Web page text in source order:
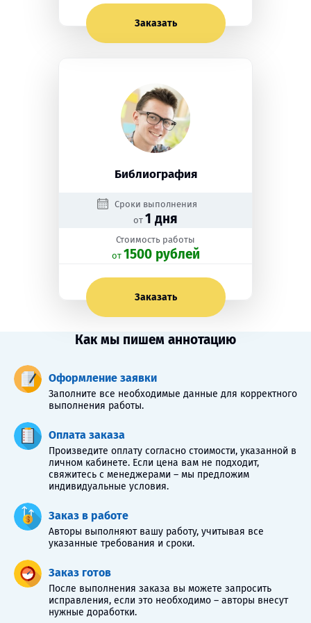
Заказать
Библиография
Сроки выполнения
от 1 дня
Стоимость работы
oт 1500 рублей
Заказать
Как мы пишем аннотацию
Оформление заявки
Заполните все необходимые данные для корректного
выполнения работы.
Оплата заказа
Произведите оплату согласно стоимости, указанной в
личном кабинете. Если цена вам не подходит,
свяжитесь с менеджерами – мы предложим
индивидуальные условия.
Заказ в работе
Авторы выполняют вашу работу, учитывая все
указанные требования и сроки.
Заказ готов
После выполнения заказа вы можете запросить
исправления, если это необходимо – авторы внесут
нужные доработки.